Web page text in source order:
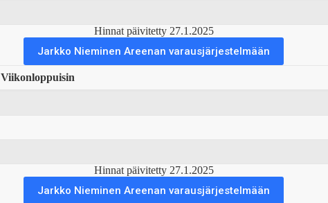
Hinnat päivitetty 27.1.2025
Jarkko Nieminen Areenan varausjärjestelmään
Viikonloppuisin
Hinnat päivitetty 27.1.2025
Jarkko Nieminen Areenan varausjärjestelmään